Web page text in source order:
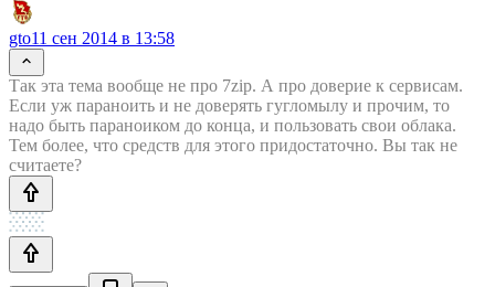
gto11 сен 2014 в 13:58
Так эта тема вообще не про 7zip. А про доверие к сервисам.
Если уж параноить и не доверять гугломылу и прочим, то
надо быть параноиком до конца, и пользовать свои облака.
Тем более, что средств для этого придостаточно. Вы так не
считаете?